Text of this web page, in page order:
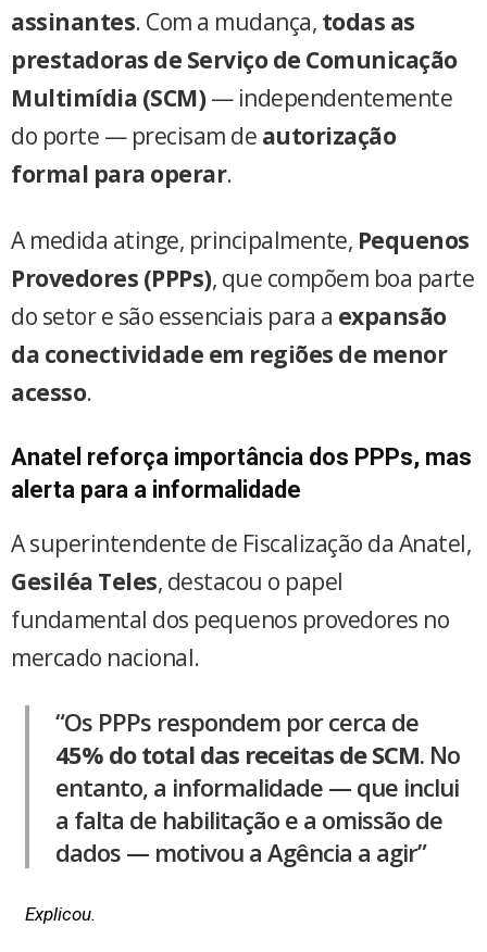
assinantes. Com a mudança, todas as
prestadoras de Serviço de Comunicação
Multimídia (SCM)— independentemente
do porte — precisam de autorização
formal para operar.
A medida atinge, principalmente, Pequenos
Provedores (PPPs), que compõem boa parte
do setor e são essenciais para a expansão
da conectividade em regiões de menor
acesso.
Anatel reforça importância dos PPPs, mas
alerta para a informalidade
A superintendente de Fiscalização da Anatel,
Gesiléa Teles, destacou o papel
fundamental dos pequenos provedores no
mercado nacional.
“Os PPPs respondem por cerca de
45% do total das receitas de SCM. No
entanto, a informalidade — que inclui
a falta de habilitação e a omissão de
dados — motivou a Agência a agir”
Explicou.